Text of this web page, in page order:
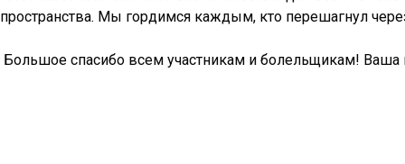
пространства. Мы гордимся каждым, кто перешагнул
Большое спасибо всем участникам и болельщикам!